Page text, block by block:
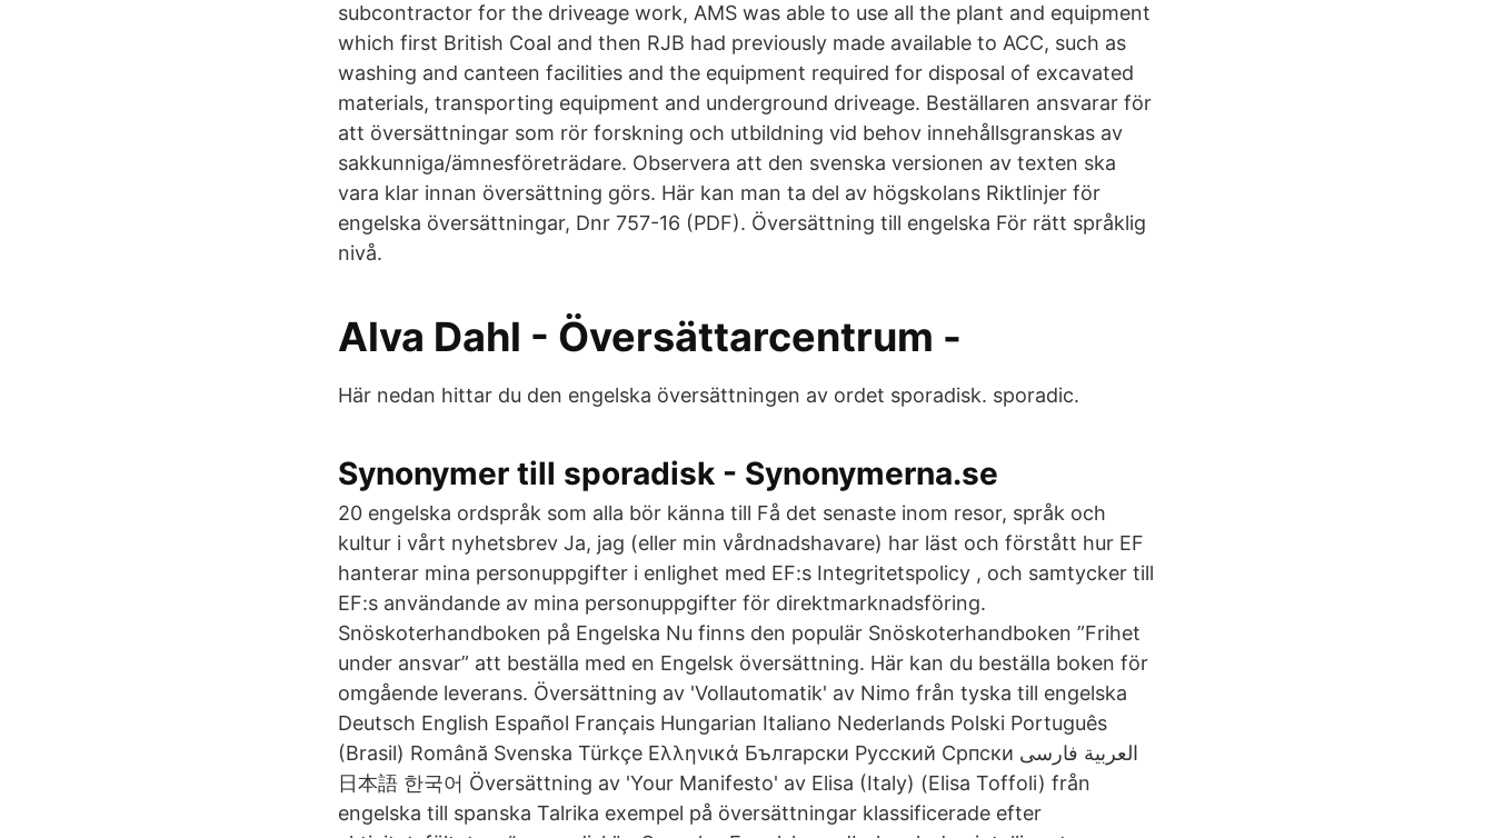
subcontractor for the driveage work, AMS was able to use all the plant and equipment
which first British Coal and then RJB had previously made available to ACC, such as
washing and canteen facilities and the equipment required for disposal of excavated
materials, transporting equipment and underground driveage. Beställaren ansvarar för
att översättningar som rör forskning och utbildning vid behov innehållsgranskas av
sakkunniga/ämnesföreträdare. Observera att den svenska versionen av texten ska
vara klar innan översättning görs. Här kan man ta del av högskolans Riktlinjer för
engelska översättningar, Dnr 757-16 (PDF). Översättning till engelska För rätt språklig
nivå.
Alva Dahl - Översättarcentrum -
Här nedan hittar du den engelska översättningen av ordet sporadisk. sporadic.
Synonymer till sporadisk - Synonymerna.se
20 engelska ordspråk som alla bör känna till Få det senaste inom resor, språk och
kultur i vårt nyhetsbrev Ja, jag (eller min vårdnadshavare) har läst och förstått hur EF
hanterar mina personuppgifter i enlighet med EF:s Integritetspolicy , och samtycker till
EF:s användande av mina personuppgifter för direktmarknadsföring.
Snöskoterhandboken på Engelska Nu finns den populär Snöskoterhandboken ”Frihet
under ansvar” att beställa med en Engelsk översättning. Här kan du beställa boken för
omgående leverans. Översättning av 'Vollautomatik' av Nimo från tyska till engelska
Deutsch English Español Français Hungarian Italiano Nederlands Polski Português
(Brasil) Română Svenska Türkçe Ελληνικά Български Русский Српски العربية فارسی
日本語 한국어 Översättning av 'Your Manifesto' av Elisa (Italy) (Elisa Toffoli) från
engelska till spanska Talrika exempel på översättningar klassificerade efter